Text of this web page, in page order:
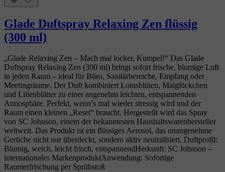
Glade Duftspray Relaxing Zen flüssig
(300 ml)
„Glade Relaxing Zen – Mach mal locker, Kumpel!“ Das Glade
Duftspray Relaxing Zen (300 ml) bringt sofort frische, blumige Luft
in jeden Raum – ideal für Büro, Sanitärbereiche, Empfang oder
Meetingräume. Der Duft kombiniert Lotusblüten, Maiglöckchen
und Lilienblätter zu einer angenehm leichten, entspannenden
Atmosphäre. Perfekt, wenn’s mal wieder stressig wird und der
Raum einen kleinen „Reset“ braucht. Hergestellt wird das Spray
von SC Johnson, einem der bekanntesten Haushaltswarenhersteller
weltweit. Das Produkt ist ein flüssiges Aerosol, das unangenehme
Gerüche nicht nur überdeckt, sondern aktiv neutralisiert. Duftprofil:
Blumig, weich, leicht frisch, entspannendHerkunft: SC Johnson –
internationales MarkenproduktAnwendung: Sofortige
Raumerfrischung per Sprühstoß